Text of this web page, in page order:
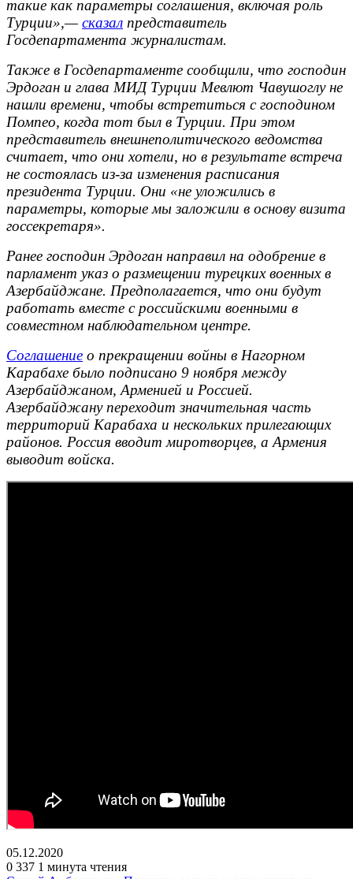
такие как параметры соглашения, включая роль
Турции»,— сказал представитель
Госдепартамента журналистам.
Также в Госдепартаменте сообщили, что господин
Эрдоган и глава МИД Турции Мевлют Чавушоглу не
нашли времени, чтобы встретиться с господином
Помпео, когда тот был в Турции. При этом
представитель внешнеполитического ведомства
считает, что они хотели, но в результате встреча
не состоялась из-за изменения расписания
президента Турции. Они «не уложились в
параметры, которые мы заложили в основу визита
госсекретаря».
Ранее господин Эрдоган направил на одобрение в
парламент указ о размещении турецких военных в
Азербайджане. Предполагается, что они будут
работать вместе с российскими военными в
совместном наблюдательном центре.
Соглашение о прекращении войны в Нагорном
Карабахе было подписано 9 ноября между
Азербайджаном, Арменией и Россией.
Азербайджану переходит значительная часть
территорий Карабаха и нескольких прилегающих
районов. Россия вводит миротворцев, а Армения
выводит войска.
05.12.2020
0 337 1 минута чтения